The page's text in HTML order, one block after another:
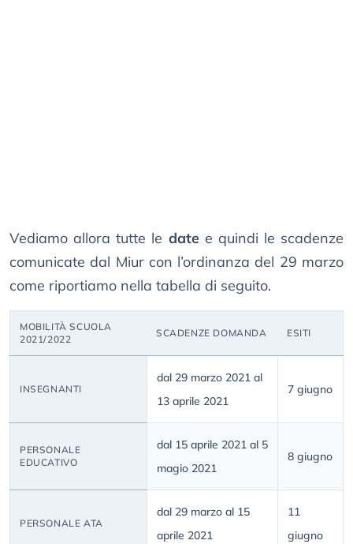
Vediamo allora tutte le date e quindi le scadenze
comunicate dal Miur con l’ordinanza del 29 marzo
come riportiamo nella tabella di seguito.
MOBILITÀ SCUOLA
2021/2022
SCADENZE DOMANDA ESITI
INSEGNANTI
dal 29 marzo 2021 al
13 aprile 2021
7 giugno
PERSONALE
EDUCATIVO
dal 15 aprile 2021 al 5
magio 2021
8 giugno
PERSONALE ATA
dal 29 marzo al 15
aprile 2021
11
giugno